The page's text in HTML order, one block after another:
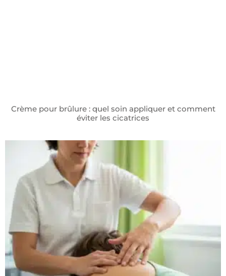
Crème pour brûlure : quel soin appliquer et comment
éviter les cicatrices